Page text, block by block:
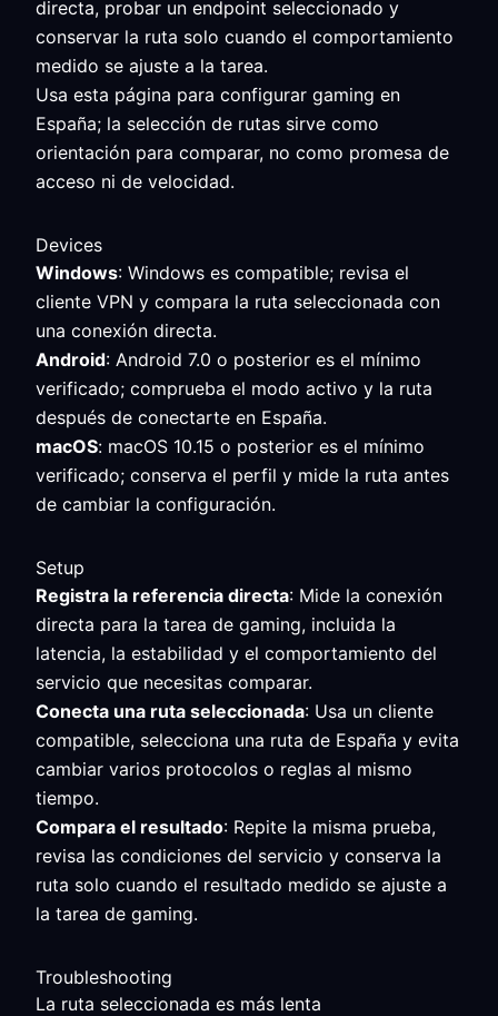
directa, probar un endpoint seleccionado y
conservar la ruta solo cuando el comportamiento
medido se ajuste a la tarea.
Usa esta página para configurar gaming en
España; la selección de rutas sirve como
orientación para comparar, no como promesa de
acceso ni de velocidad.
Devices
Windows: Windows es compatible; revisa el
cliente VPN y compara la ruta seleccionada con
una conexión directa.
Android: Android 7.0 o posterior es el mínimo
verificado; comprueba el modo activo y la ruta
después de conectarte en España.
macOS: macOS 10.15 o posterior es el mínimo
verificado; conserva el perfil y mide la ruta antes
de cambiar la configuración.
Setup
Registra la referencia directa: Mide la conexión
directa para la tarea de gaming, incluida la
latencia, la estabilidad y el comportamiento del
servicio que necesitas comparar.
Conecta una ruta seleccionada: Usa un cliente
compatible, selecciona una ruta de España y evita
cambiar varios protocolos o reglas al mismo
tiempo.
Compara el resultado: Repite la misma prueba,
revisa las condiciones del servicio y conserva la
ruta solo cuando el resultado medido se ajuste a
la tarea de gaming.
Troubleshooting
La ruta seleccionada es más lenta